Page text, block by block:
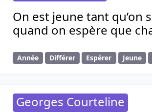
On est jeune tant qu’on
quand on espère que
Année Différer Espérer Jeune
Georges Courteline